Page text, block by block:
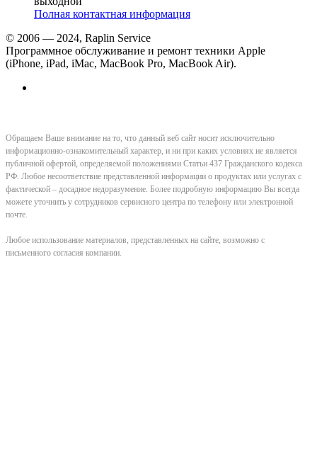
Полная контактная информация
© 2006 — 2024, Raplin Service
Программное обслуживание и ремонт техники Apple
(iPhone, iPad, iMac, MacBook Pro, MacBook Air).
Обращаем Ваше внимание на то, что данный веб сайт носит исключительно
информационно-ознакомительный характер, и ни при каких условиях не является
публичной офертой, определяемой положениями Статьи 437 Гражданского кодекса
РФ. Любое несоответствие представленной информации о продуктах или услугах с
фактической – досадное недоразумение. Более подробную информацию Вы всегда
можете уточнить у сотрудников сервисного центра по телефону или электронной
почте.
Любое использование материалов, представленных на сайте, возможно с
письменного согласия компании.